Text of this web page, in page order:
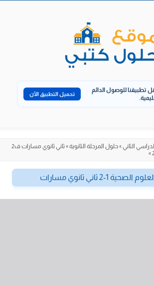
تطبيقنا للوصول الدائم
تحميل التطبيق الآن
الثاني»حلول المرحلة الثانوية» ثاني ثانوي مسارات ف2
»
1-2 ثاني ثانوي مسارات